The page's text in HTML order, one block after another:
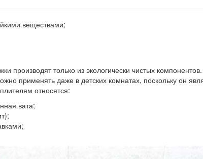
веществами;
производят только из экологически чистых
применять даже в детских комнатах, поскольку он
относятся:
вата;